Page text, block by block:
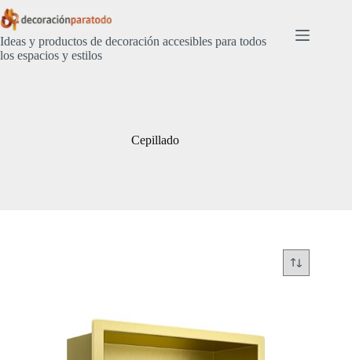
Saltar
al
contenido
Ideas y productos de decoración accesibles para todos
los espacios y estilos
Cepillado